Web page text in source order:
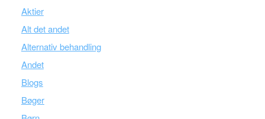
Aktier
Alt det andet
Alternativ behandling
Andet
Blogs
Bøger